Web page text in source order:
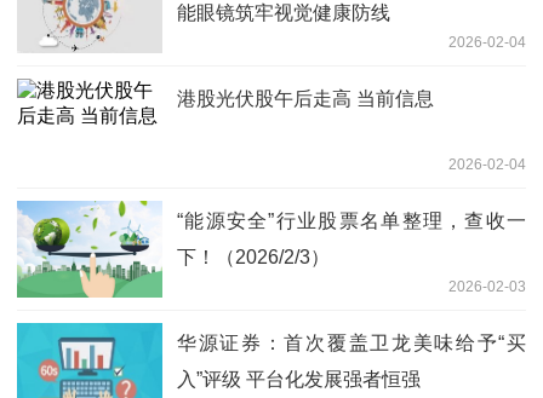
能眼镜筑牢视觉健康防线
2026-02-04
港股光伏股午后走高 当前信息
2026-02-04
“能源安全”行业股票名单整理，查收一
下！（2026/2/3）
2026-02-03
华源证券：首次覆盖卫龙美味给予“买
入”评级 平台化发展强者恒强